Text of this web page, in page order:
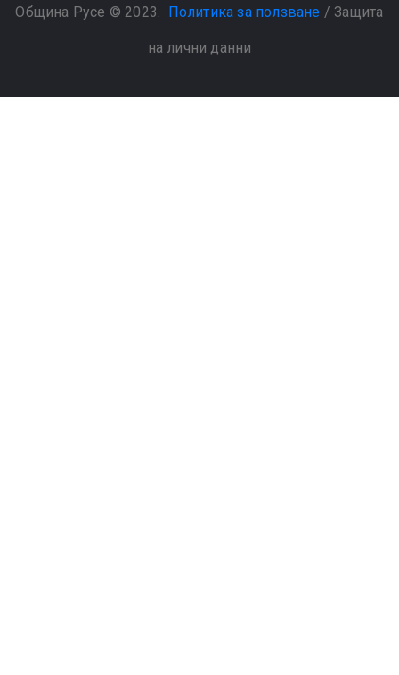
Община Русе © 2023. Политика за ползване / Защита
на лични данни